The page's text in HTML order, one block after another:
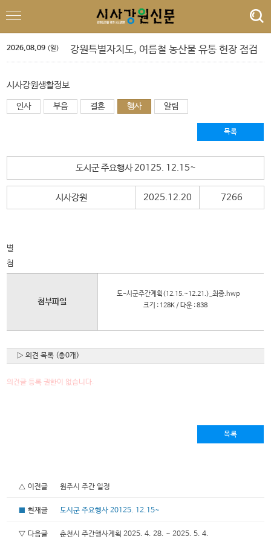
2026.08.09 (일)
평창군, 여성농업인 특수건강검진 신청·접수
민선9기 강원특별자치도지사 시장군수 간담회
강원특별자치도, 여름철 농산물 유통 현장 점검
도, 전통시장 장보기 행사 및 고유가 피해지원금 소비 촉진 캠페인
원주시, 피서철 물가안정 캠페인
평창군, 여성농업인 특수건강검진 신청·접수
민선9기 강원특별자치도지사 시장군수 간담회
시사강원생활정보
인사 부음 결혼 행사 알림
목록
도시군 주요행사 20125. 12.15~
시사강원 2025.12.20 7266
별
첨
첨부파일
도-시군주간계획(12.15.~12.21.)_최종.hwp
크기 : 128K / 다운 : 838
▷ 의견 목록 (총0개)
의견글 등록 권한이 없습니다.
목록
△ 이전글원주시 주간 일정
현재글도시군 주요행사 20125. 12.15~
▽ 다음글춘천시 주간행사계획 2025. 4. 28. ~ 2025. 5. 4.